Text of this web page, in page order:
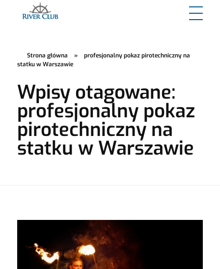
Strona główna »
profesjonalny pokaz pirotechniczny na
statku w Warszawie
Wpisy otagowane:
profesjonalny pokaz
pirotechniczny na
statku w Warszawie